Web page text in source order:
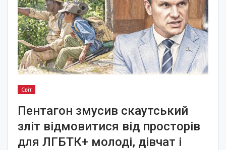
Світ
Пентагон змусив скаутський
зліт відмовитися від просторів
для ЛГБТК+ молоді, дівчат і